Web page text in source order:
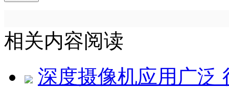
相关内容阅读
深度摄像机应用广泛